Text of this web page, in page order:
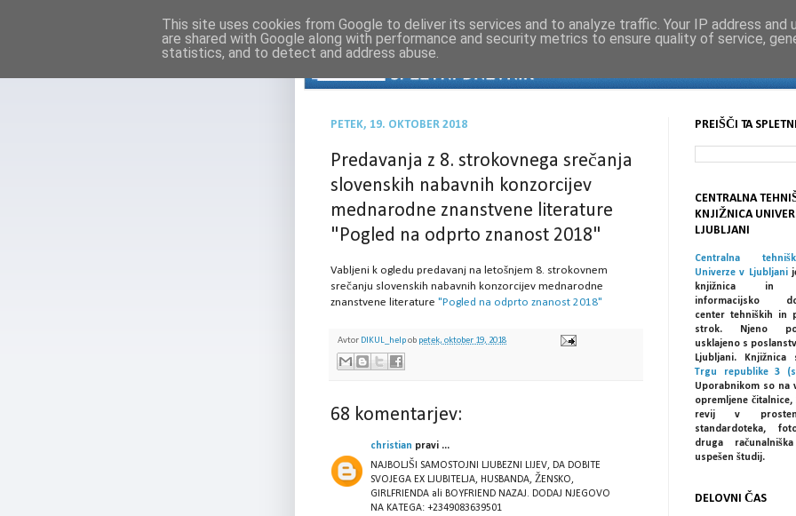
PETEK, 19. OKTOBER 2018
Predavanja z 8. strokovnega srečanja
slovenskih nabavnih konzorcijev
mednarodne znanstvene literature
"Pogled na odprto znanost 2018"
Vabljeni k ogledu predavanj na letošnjem 8. strokovnem
srečanju slovenskih nabavnih konzorcijev mednarodne
znanstvene literature "Pogled na odprto znanost 2018"
Avtor DIKUL_helpob petek, oktober 19, 2018
68 komentarjev:
christian pravi ...
NAJBOLJŠI SAMOSTOJNI LJUBEZNI LIJEV, DA DOBITE
SVOJEGA EX LJUBITELJA, HUSBANDA, ŽENSKO,
GIRLFRIENDA ali BOYFRIEND NAZAJ. DODAJ NJEGOVO
NA KATEGA: +2349083639501
PREIŠČI TA
CENTRALNA
KNJIŽNICA
LJUBLJANI
Centralna
Univerze v Ljubljani
knjižnica in
informacijsko
center tehniških in
strok. Njeno
usklajeno s
Ljubljani.
Trgu republike 3
Uporabnikom so na
opremljene čitalnice,
revij v
standardoteka,
druga
uspešen študij.
DELOVNI ČAS
This site uses cookies from Google to deliver its services and to analyze traffic. Your IP address and
are shared with Google along with performance and security metrics to ensure quality of service,
statistics, and to detect and address abuse.